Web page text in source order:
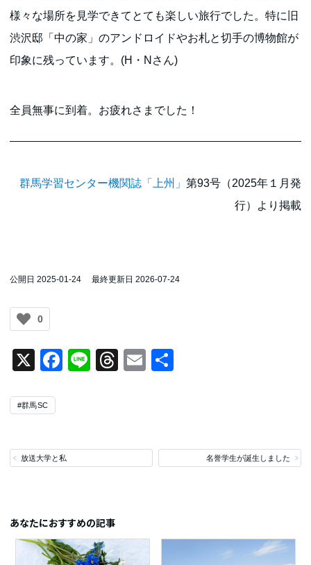
様々な場所を見学できてとても楽しい旅行でした。特に旧
渋沢邸「中の家」のアンドロイドやお札と切手の博物館が
印象に残っています。(H・Nさん)
全員無事に到着。お疲れさまでした！
群馬学習センター機関誌「上州」 第93号（2025年１月発
行）より掲載
公開日 2025-01-24 最終更新日 2026-07-24
0
X Facebook
LineThreads
Email
#群馬SC
放送大学と私 名誉学生が誕生しました
あなたにおすすめの記事